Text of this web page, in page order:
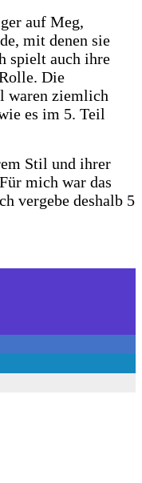
auf Meg,
mit denen sie
spielt auch ihre
Die
waren ziemlich
es im 5. Teil
Stil und ihrer
mich war das
vergebe deshalb 5